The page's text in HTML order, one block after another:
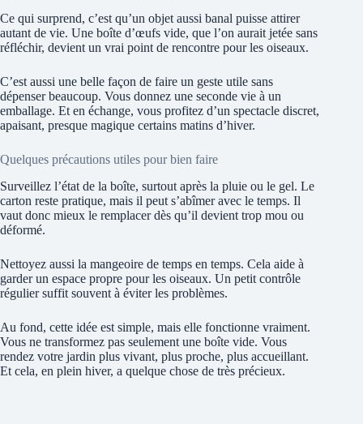
Ce qui surprend, c’est qu’un objet aussi banal puisse attirer
autant de vie. Une boîte d’œufs vide, que l’on aurait jetée sans
réfléchir, devient un vrai point de rencontre pour les oiseaux.
C’est aussi une belle façon de faire un geste utile sans
dépenser beaucoup. Vous donnez une seconde vie à un
emballage. Et en échange, vous profitez d’un spectacle discret,
apaisant, presque magique certains matins d’hiver.
Quelques précautions utiles pour bien faire
Surveillez l’état de la boîte, surtout après la pluie ou le gel. Le
carton reste pratique, mais il peut s’abîmer avec le temps. Il
vaut donc mieux le remplacer dès qu’il devient trop mou ou
déformé.
Nettoyez aussi la mangeoire de temps en temps. Cela aide à
garder un espace propre pour les oiseaux. Un petit contrôle
régulier suffit souvent à éviter les problèmes.
Au fond, cette idée est simple, mais elle fonctionne vraiment.
Vous ne transformez pas seulement une boîte vide. Vous
rendez votre jardin plus vivant, plus proche, plus accueillant.
Et cela, en plein hiver, a quelque chose de très précieux.